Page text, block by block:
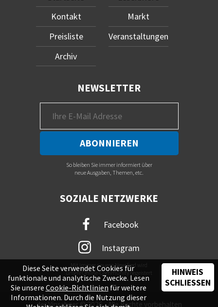
Kontakt
Preisliste
Archiv
Markt
Veranstaltungen
NEWSLETTER
So bleiben Sie immer informiert über
neue Ausgaben, Themen, etc.
SOZIALE NETZWERKE
Facebook
Instagram
Mit immer neuem Newsfeed wird
unsere Online-Community begeistert
der Vinschger © 2026 - Alle Rechte vorbehalten
Diese Seite verwendet Cookies für
funktionale und analytische Zwecke. Lesen
Sie unsere Cookie-Richtlinien für weitere
Informationen. Durch die Nutzung dieser
HINWEIS
SCHLIESSEN